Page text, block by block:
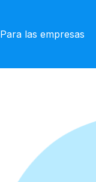
Para las empresas